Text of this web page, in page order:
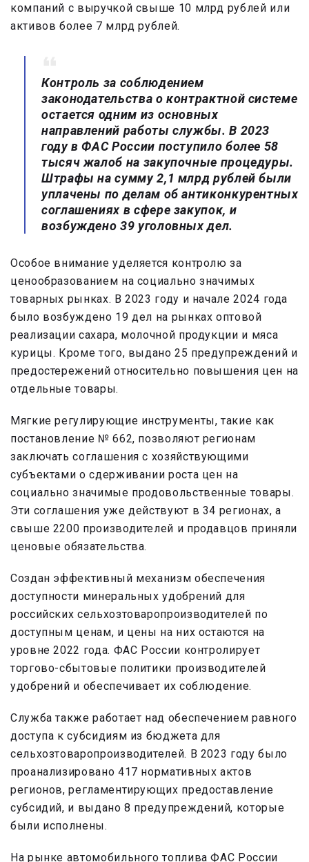
компаний с выручкой свыше 10 млрд рублей или
активов более 7 млрд рублей.
Контроль за соблюдением
законодательства о контрактной системе
остается одним из основных
направлений работы службы. В 2023
году в ФАС России поступило более 58
тысяч жалоб на закупочные процедуры.
Штрафы на сумму 2,1 млрд рублей были
уплачены по делам об антиконкурентных
соглашениях в сфере закупок, и
возбуждено 39 уголовных дел.
Особое внимание уделяется контролю за
ценообразованием на социально значимых
товарных рынках. В 2023 году и начале 2024 года
было возбуждено 19 дел на рынках оптовой
реализации сахара, молочной продукции и мяса
курицы. Кроме того, выдано 25 предупреждений и
предостережений относительно повышения цен на
отдельные товары.
Мягкие регулирующие инструменты, такие как
постановление № 662, позволяют регионам
заключать соглашения с хозяйствующими
субъектами о сдерживании роста цен на
социально значимые продовольственные товары.
Эти соглашения уже действуют в 34 регионах, а
свыше 2200 производителей и продавцов приняли
ценовые обязательства.
Создан эффективный механизм обеспечения
доступности минеральных удобрений для
российских сельхозтоваропроизводителей по
доступным ценам, и цены на них остаются на
уровне 2022 года. ФАС России контролирует
торгово-сбытовые политики производителей
удобрений и обеспечивает их соблюдение.
Служба также работает над обеспечением равного
доступа к субсидиям из бюджета для
сельхозтоваропроизводителей. В 2023 году было
проанализировано 417 нормативных актов
регионов, регламентирующих предоставление
субсидий, и выдано 8 предупреждений, которые
были исполнены.
На рынке автомобильного топлива ФАС России